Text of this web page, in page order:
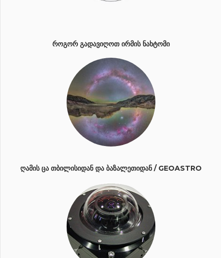
ᲠᲝᲒᲝᲠ ᲒᲐᲓᲐᲕᲘᲦᲝᲗ ᲘᲠᲛᲘᲡ ᲜᲐᲮᲢᲝᲛᲘ
ᲦᲐᲛᲘᲡ ᲪᲐ ᲗᲑᲘᲚᲘᲡᲘᲓᲐᲜ ᲓᲐ ᲑᲐᲖᲐᲚᲔᲗᲘᲓᲐᲜ / GEOASTRO